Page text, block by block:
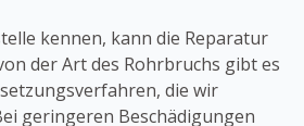
kennen, kann die Reparatur
der Art des Rohrbruchs gibt es
die wir
geringeren Beschädigungen